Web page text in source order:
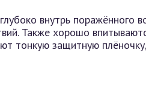
внутрь поражённого
Также хорошо
тонкую защитную